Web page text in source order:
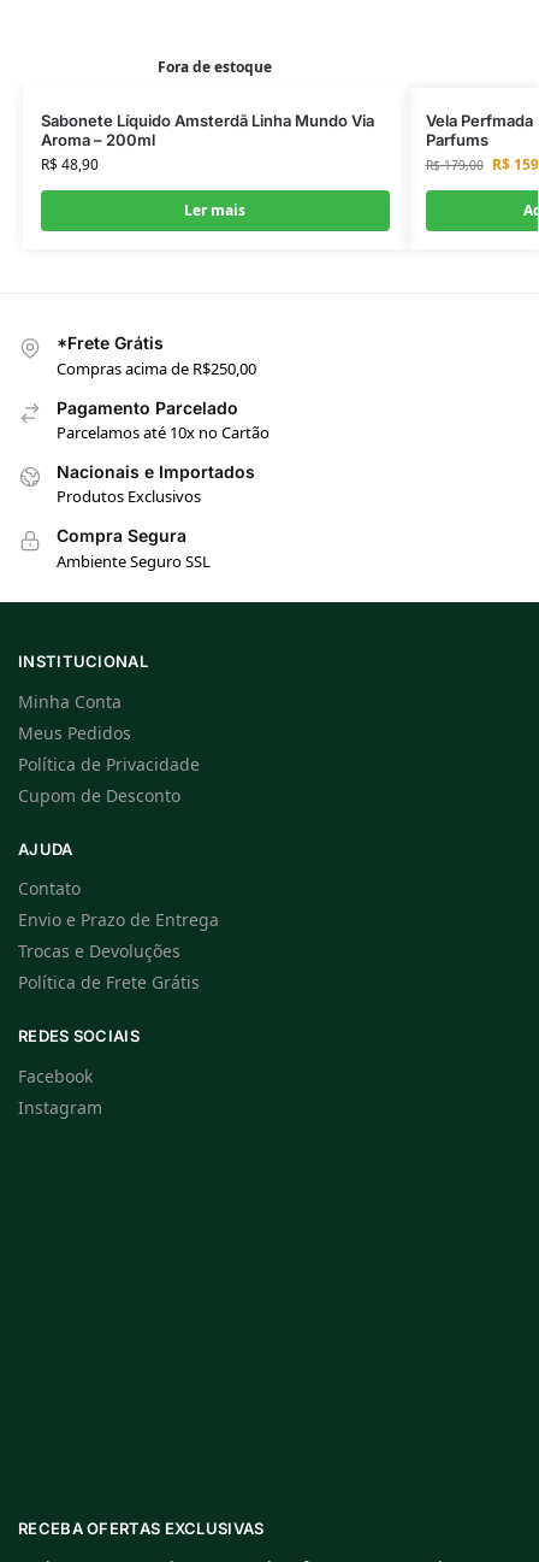
Fora de estoque
Sabonete Líquido Amsterdã Linha Mundo Via
Aroma – 200ml
R$48,90
Ler mais
Vela Perfmada
Parfums
R$179,00 R$
*Frete Grátis
Compras acima de R$250,00
Pagamento Parcelado
Parcelamos até 10x no Cartão
Nacionais e Importados
Produtos Exclusivos
Compra Segura
Ambiente Seguro SSL
INSTITUCIONAL
Minha Conta
Meus Pedidos
Política de Privacidade
Cupom de Desconto
AJUDA
Contato
Envio e Prazo de Entrega
Trocas e Devoluções
Política de Frete Grátis
REDES SOCIAIS
Facebook
Instagram
RECEBA OFERTAS EXCLUSIVAS